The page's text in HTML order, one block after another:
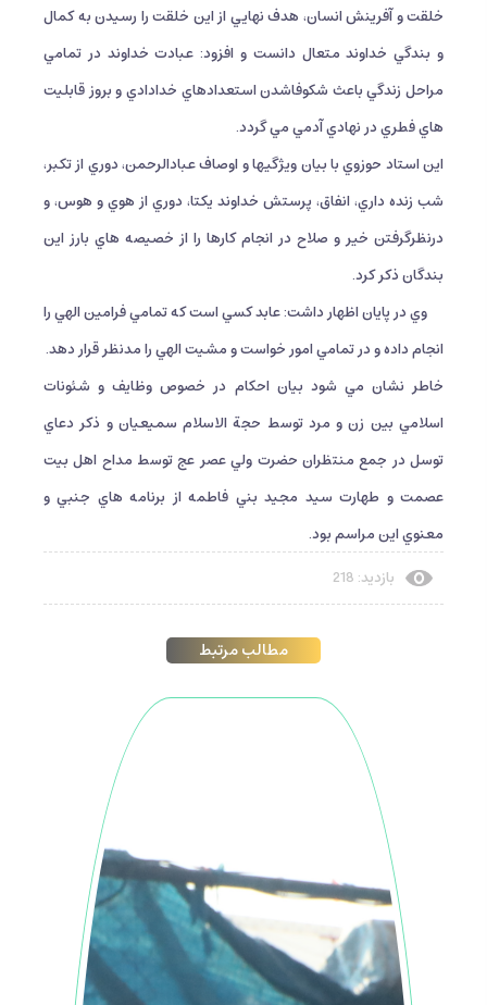
خلقت و آفرينش انسان، هدف نهايي از اين خلقت را رسيدن به كمال
و بندگي خداوند متعال دانست و افزود: عبادت خداوند در تمامي
مراحل زندگي باعث شكوفاشدن استعدادهاي خدادادي و بروز قابليت
هاي فطري در نهادي آدمي مي گردد.
اين استاد حوزوي با بيان ويژگيها و اوصاف عبادالرحمن، دوري از تكبر،
شب زنده داري، انفاق، پرستش خداوند يكتا، دوري از هوي و هوس، و
درنظرگرفتن خير و صلاح در انجام كارها را از خصيصه هاي بارز اين
بندگان ذكر كرد.
وي در پايان اظهار داشت: عابد كسي است كه تمامي فرامين الهي را
انجام داده و در تمامي امور خواست و مشيت الهي را مدنظر قرار دهد.
خاطر نشان مي شود بيان احكام در خصوص وظايف و شئونات
اسلامي بين زن و مرد توسط حجة الاسلام سميعيان و ذكر دعاي
توسل در جمع منتظران حضرت ولي عصر عج توسط مداح اهل بيت
عصمت و طهارت سيد مجيد بني فاطمه از برنامه هاي جنبي و
معنوي اين مراسم بود.
بازدید: 218
مطالب مرتبط